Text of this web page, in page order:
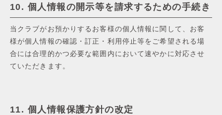
10. 個⼈情報の開⽰等を請求するための⼿続き
当クラブがお預かりするお客様の個⼈情報に関して、お客
様が個⼈情報の確認・訂正・利⽤停⽌等をご希望される場
合には合理的かつ必要な範囲内において速やかに対応させ
ていただきます。
11. 個⼈情報保護⽅針の改定